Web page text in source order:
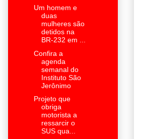
Um homem e
duas
mulheres são
detidos na
BR-232 em ...
Confira a
agenda
semanal do
Instituto São
Jerônimo
Projeto que
obriga
motorista a
ressarcir o
SUS qua...